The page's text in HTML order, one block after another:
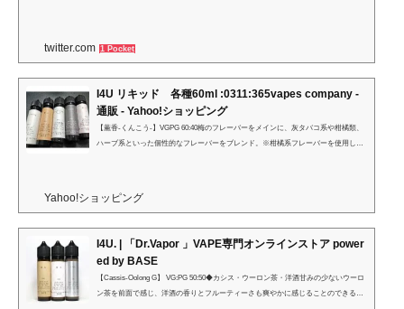
twitter.com 1 Pocket
I4U リキッド 各種60ml :0311:365vapes company -
通販 - Yahoo!ショッピング
【薫香-くんこう-】VGPG 60:40梅のフレーバーをメインに、灰タバコ系や柑橘類、
ハーブ系といった個性的なフレーバーをブレンド。※柑橘系フレーバーを使用して
ィー。《G》ではウーロンが前面に出て、甘みやフルーティーさを更に爽やかにま
Yahoo!ショッピング
I4U. | 「Dr.Vapor 」VAPE専門オンラインストア power
ed by BASE
【Cassis-Oolong G】 VG:PG 50:50◆カシス・ウーロン茶・洋酒甘みの少ないウーロ
ン茶を前面で感じ、洋酒の香りとフルーティーさも爽やかに感じることのできるオ